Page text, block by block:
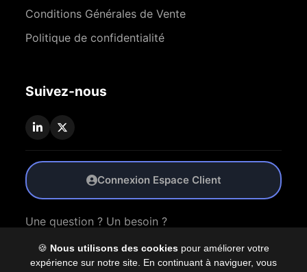
🍪 Nous utilisons des cookies pour améliorer votre
expérience sur notre site. En continuant à naviguer, vous
Conditions Générales de Vente
Politique de confidentialité
Suivez-nous
Connexion Espace Client
Une question ? Un besoin ?
Nous Contacter